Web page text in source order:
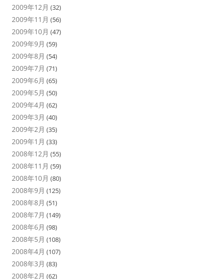
2009年12月 (32)
2009年11月 (56)
2009年10月 (47)
2009年9月 (59)
2009年8月 (54)
2009年7月 (71)
2009年6月 (65)
2009年5月 (50)
2009年4月 (62)
2009年3月 (40)
2009年2月 (35)
2009年1月 (33)
2008年12月 (55)
2008年11月 (59)
2008年10月 (80)
2008年9月 (125)
2008年8月 (51)
2008年7月 (149)
2008年6月 (98)
2008年5月 (108)
2008年4月 (107)
2008年3月 (83)
2008年2月 (62)